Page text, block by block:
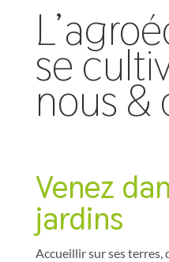
se
nous &
Venez
jardins
Accueillir sur ses terres,